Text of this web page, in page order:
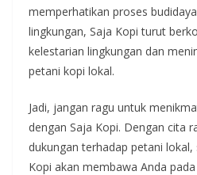
memperhatikan proses
lingkungan, Saja Kopi turut
kelestarian lingkungan dan
petani kopi lokal.
Jadi, jangan ragu untuk
dengan Saja Kopi. Dengan cita
dukungan terhadap petani
Kopi akan membawa Anda